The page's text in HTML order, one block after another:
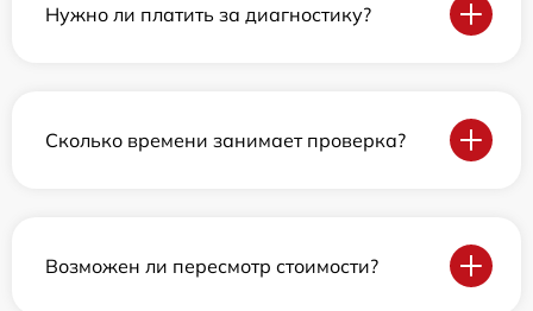
Нужно ли платить за диагностику?
Сколько времени занимает проверка?
Возможен ли пересмотр стоимости?